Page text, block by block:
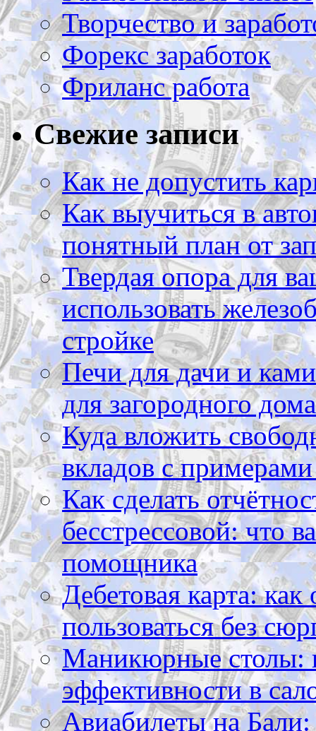
Творчество и
Форекс заработок
Фриланс работа
Свежие записи
Как не допустить
Как выучиться в
понятный план от
Твердая опора для
использовать
стройке
Печи для дачи и
для загородного дома
Куда вложить
вкладов с
Как сделать
бесстрессовой: что
помощника
Дебетовая карта:
пользоваться без
Маникюрные столы:
эффективности в
Авиабилеты на Бали: